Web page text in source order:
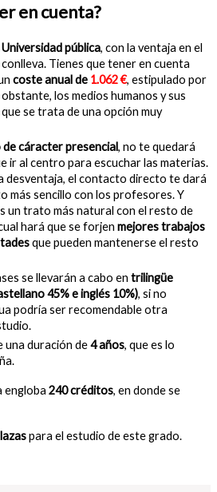
en cuenta?
Universidad pública, con la ventaja en el
Tienes que tener en cuenta
coste anual de 1.062 €, estipulado por
los medios humanos y sus
se trata de una opción muy
de cáracter presencial, no te quedará
ir al centro para escuchar las materias.
desventaja, el contacto directo te dará
más sencillo con los profesores. Y
un trato más natural con el resto de
hará que se forjen mejores trabajos
que pueden mantenerse el resto
se llevarán a cabo en trilingüe
45% e inglés 10%), si no
podría ser recomendable otra
una duración de4 años, que es lo
engloba 240 créditos, en donde se
para el estudio de este grado.